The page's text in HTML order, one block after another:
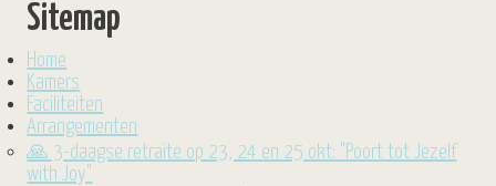
Hoofdgebouw
Sitemap
Home
Kamers
Faciliteiten
Arrangementen
🙏 3-daagse retraite op 23, 24 en 25 okt: "Poort tot Jezelf
with Joy"